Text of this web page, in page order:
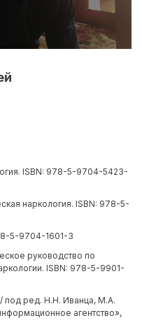
ISBN: 978-5-9704-5423-
наркология. ISBN: 978-5-
5-9704-1601-3
руководство по
ISBN: 978-5-9901-
под ред. Н.Н. Иванца, М.А.
агентство»,